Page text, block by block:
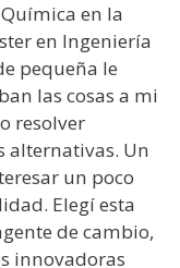
en la
en Ingeniería
pequeña le
las cosas a mi
resolver
alternativas. Un
un poco
Elegí esta
de cambio,
innovadoras